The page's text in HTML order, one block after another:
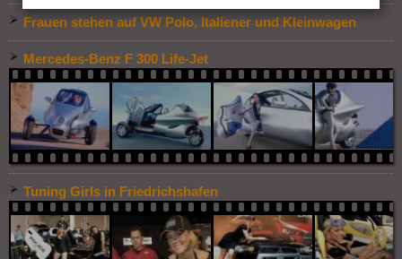
Frauen stehen auf VW Polo, Italiener und Kleinwagen
Mercedes-Benz F 300 Life-Jet
Tuning Girls in Friedrichshafen